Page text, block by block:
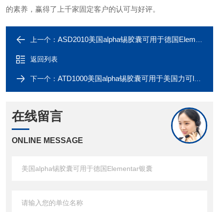
的素养，赢得了上千家固定客户的认可与好评。
上一个： ASD2010美国alpha锡胶囊可用于德国Elementar银囊
返回列表
下一个： ATD1000美国alpha锡胶囊可用于美国力可leco锡囊
在线留言
ONLINE MESSAGE